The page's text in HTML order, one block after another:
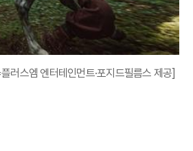
러스엠 엔터테인먼트·포지드필름스 제공]